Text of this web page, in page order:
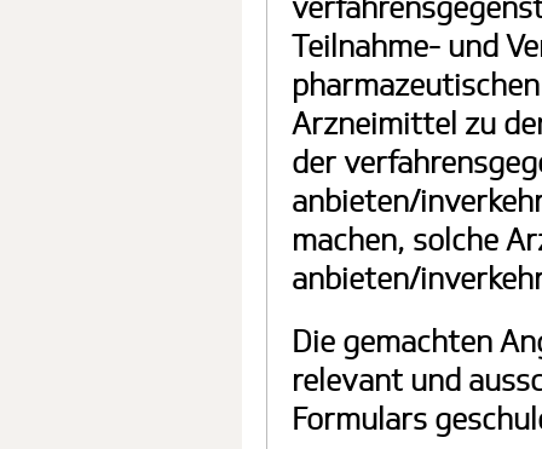
Teilnahme- und
Arzneimittel zu
der
anbieten/
machen, solche
anbieten/
Die gemachten
relevant und
Formulars